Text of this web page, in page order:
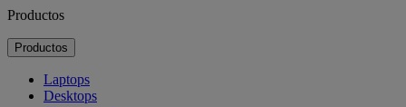
Productos
Productos
Laptops
Desktops